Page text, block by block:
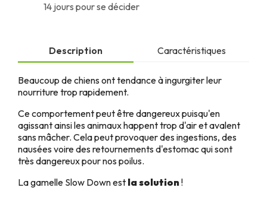
14 jours pour se décider
Description Caractéristiques
Beaucoup de chiens ont tendance à ingurgiter leur
nourriture trop rapidement.
Ce comportement peut être dangereux puisqu'en
agissant ainsi les animaux happent trop d'air et avalent
sans mâcher. Cela peut provoquer des ingestions, des
nausées voire des retournements d'estomac qui sont
très dangereux pour nos poilus.
La gamelle Slow Down est la solution!